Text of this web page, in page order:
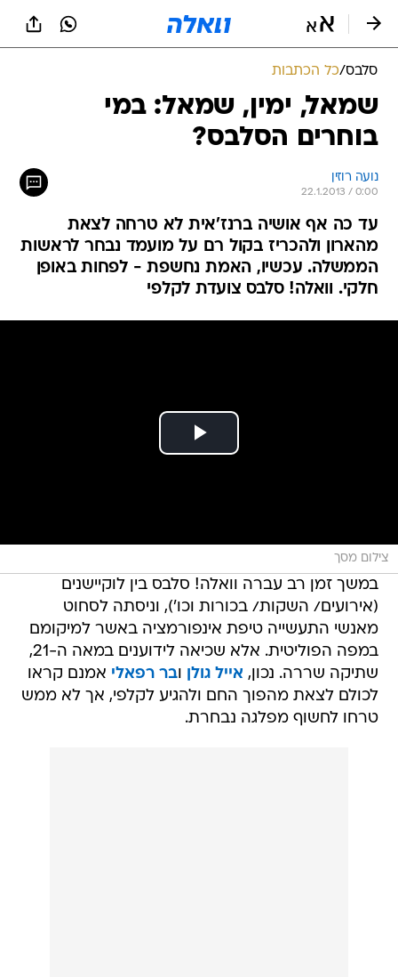
סלבס/כל הכתבות
שמאל, ימין, שמאל: במי
בוחרים הסלבס?
נועה רוזין
22.1.2013 / 0:00
עד כה אף אושיה ברנז'אית לא טרחה לצאת
מהארון ולהכריז בקול רם על מועמד נבחר לראשות
הממשלה. עכשיו, האמת נחשפת - לפחות באופן
חלקי. וואלה! סלבס צועדת לקלפי
צילום מסך
במשך זמן רב עברה וואלה! סלבס בין לוקיישנים
(אירועים/ השקות/ בכורות וכו'), וניסתה לסחוט
מאנשי התעשייה טיפת אינפורמציה באשר למיקומם
במפה הפוליטית. אלא שכיאה לידוענים במאה ה-21,
שתיקה שררה. נכון, אייל גולן ובר רפאלי אמנם קראו
לכולם לצאת מהפוך החם ולהגיע לקלפי, אך לא ממש
טרחו לחשוף מפלגה נבחרת.